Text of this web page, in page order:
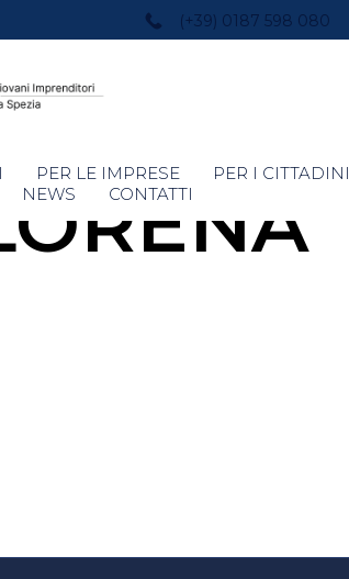
(+39) 0187 598 080
PER LE IMPRESE
PER I CITTADINI
NEWS CONTATTI